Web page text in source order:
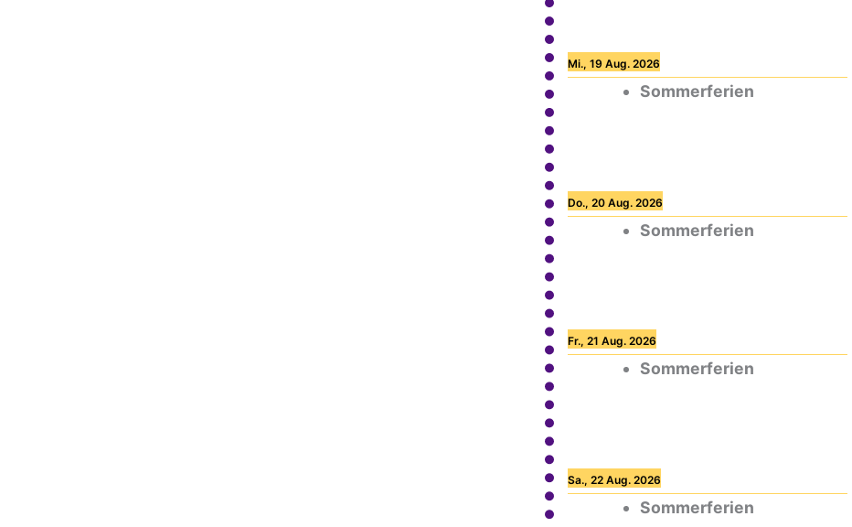
Mi., 19 Aug. 2026
Sommerferien
Do., 20 Aug. 2026
Sommerferien
Fr., 21 Aug. 2026
Sommerferien
Sa., 22 Aug. 2026
Sommerferien